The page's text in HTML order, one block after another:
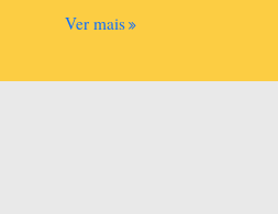
Ver mais